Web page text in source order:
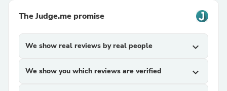
The Judge.me promise
We show real reviews by real people expand_more
We show you which reviews are verified expand_more